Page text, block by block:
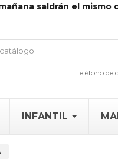
saldrán el
Teléfono de
INFANTIL